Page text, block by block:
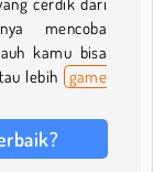
mencoba
kamu bisa
lebih game